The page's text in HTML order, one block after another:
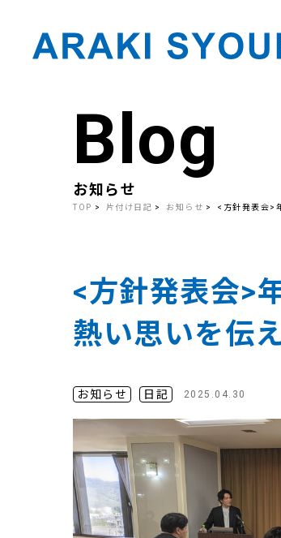
Blog
お知らせ
TOP 片付け日記 お知らせ <方針発表会>
<方針発表会>
熱い思いを伝
お知らせ 日記 2025.04.30